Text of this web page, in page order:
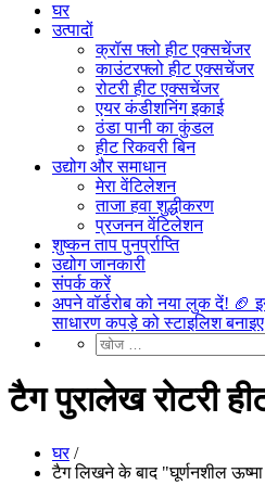
घर
उत्पादों
क्रॉस फ्लो हीट एक्सचेंजर
काउंटरफ्लो हीट एक्सचेंजर
रोटरी हीट एक्सचेंजर
एयर कंडीशनिंग इकाई
ठंडा पानी का कुंडल
हीट रिकवरी बिन
उद्योग और समाधान
मेरा वेंटिलेशन
ताजा हवा शुद्धीकरण
प्रजनन वेंटिलेशन
शुष्कन ताप पुनर्प्राप्ति
उद्योग जानकारी
संपर्क करें
अपने वॉर्डरोब को नया लुक दें! 🏈
साधारण कपड़े को स्टाइलिश
टैग पुरालेख रोटरी
घर/
टैग लिखने के बाद "घूर्णनशील